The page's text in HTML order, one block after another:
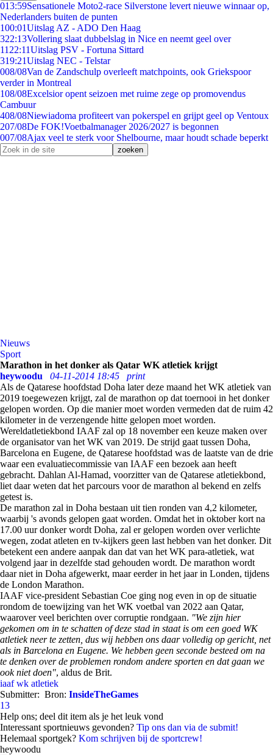
013:59Sensationele Moto2-race Silverstone levert nieuwe winnaar op,
Nederlanders buiten de punten
100:01Uitslag AZ - ADO Den Haag
322:13Vollering slaat dubbelslag in Nice en neemt geel over
11 22:11Uitslag PSV - Fortuna Sittard
319:21Uitslag NEC - Telstar
008/08Van de Zandschulp overleeft matchpoints, ook Griekspoor
verder in Montreal
108/08Excelsior opent seizoen met ruime zege op promovendus
Cambuur
408/08Niewiadoma profiteert van pokerspel en grijpt geel op Ventoux
207/08De FOK!Voetbalmanager 2026/2027 is begonnen
007/08Ajax veel te sterk voor Shelbourne, maar houdt schade beperkt
Nieuws
Sport
Marathon in het donker als Qatar WK atletiek krijgt
heywoodu
04-11-2014 18:45
print
Als de Qatarese hoofdstad Doha later deze maand het WK atletiek van
2019 toegewezen krijgt, zal de marathon op dat toernooi in het donker
gelopen worden. Op die manier moet worden vermeden dat de ruim 42
kilometer in de verzengende hitte gelopen moet worden.
Wereldatletiekbond IAAF zal op 18 november een keuze maken over
de organisator van het WK van 2019. De strijd gaat tussen Doha,
Barcelona en Eugene, de Qatarese hoofdstad was de laatste van de drie
waar een evaluatiecommissie van IAAF een bezoek aan heeft
gebracht. Dahlan Al-Hamad, voorzitter van de Qatarese atletiekbond,
liet daar weten dat het parcours voor de marathon al bekend en zelfs
getest is.
De marathon zal in Doha bestaan uit tien ronden van 4,2 kilometer,
waarbij 's avonds gelopen gaat worden. Omdat het in oktober kort na
17.00 uur donker wordt Doha, zal er gelopen worden over verlichte
wegen, zodat atleten en tv-kijkers geen last hebben van het donker. Dit
betekent een andere aanpak dan dat van het WK para-atletiek, wat
volgend jaar in dezelfde stad gehouden wordt. De marathon wordt
daar niet in Doha afgewerkt, maar eerder in het jaar in Londen, tijdens
de London Marathon.
IAAF vice-president Sebastian Coe ging nog even in op de situatie
rondom de toewijzing van het WK voetbal van 2022 aan Qatar,
waarover veel berichten over corruptie rondgaan. "We zijn hier
gekomen om in te schatten of deze stad in staat is om een goed WK
atletiek neer te zetten, dus wij hebben ons daar volledig op gericht, net
als in Barcelona en Eugene. We hebben geen seconde besteed om na
te denken over de problemen rondom andere sporten en dat gaan we
ook niet doen", aldus de Brit.
iaaf wk atletiek
Submitter: Bron: InsideTheGames
13
Help ons; deel dit item als je het leuk vond
Interessant sportnieuws gevonden? Tip ons dan via de submit!
Helemaal sportgek? Kom schrijven bij de sportcrew!
heywoodu